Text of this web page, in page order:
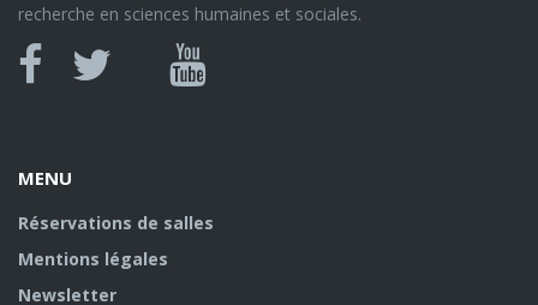
recherche en sciences humaines et sociales.
Canal
MENU
Réservations de salles
Mentions légales
Newsletter